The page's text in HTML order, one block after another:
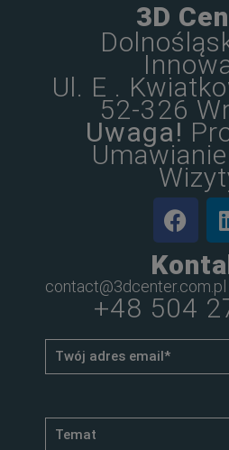
3D
Ul. E .
52-326
Uwaga!
contact@3dcenter.com.pl
+48 504